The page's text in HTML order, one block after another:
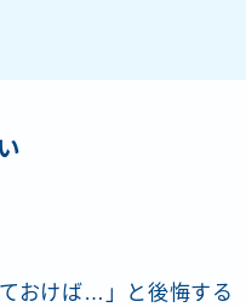
おけば…」と後悔する